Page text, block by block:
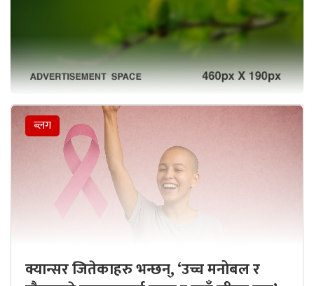
ब्लग
क्यान्सर जितेकाहरु भन्छन्, ‘उच्च मनोबल र